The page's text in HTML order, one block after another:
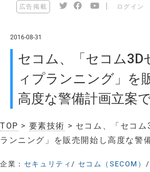
広告掲載 ログイン
2016-08-31
セコム、「セコム3D
ィプランニング」を
高度な警備計画立案
TOP > 要素技術 > セコム、「セコ
ランニング」を販売開始し高度な警
企業： セキュリティ/ セコム（SECOM） /